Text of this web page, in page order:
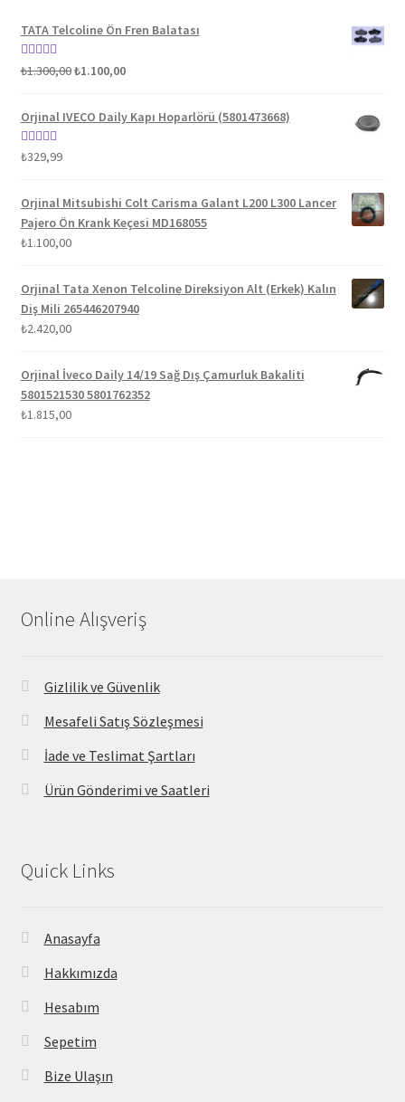
TATA Telcoline Ön Fren Balatası
5 üzerinden
₺1.300,00Orijinal
₺1.300,00.
₺1.100,00Şu
fiyat:
₺1.100,00.
Orjinal IVECO Daily Kapı Hoparlörü (5801473668)
5 üzerinden
₺329,99
Orjinal Mitsubishi Colt Carisma Galant L200 L300 Lancer
Pajero Ön Krank Keçesi MD168055
₺1.100,00
Orjinal Tata Xenon Telcoline Direksiyon Alt (Erkek) Kalın
Diş Mili 265446207940
₺2.420,00
Orjinal İveco Daily 14/19 Sağ Dış Çamurluk Bakaliti
5801521530 5801762352
₺1.815,00
Online Alışveriş
Gizlilik ve Güvenlik
Mesafeli Satış Sözleşmesi
İade ve Teslimat Şartları
Ürün Gönderimi ve Saatleri
Quick Links
Anasayfa
Hakkımızda
Hesabım
Sepetim
Bize Ulaşın